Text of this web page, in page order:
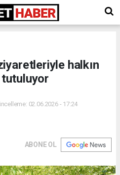
halkın
tutuluyor
02.06.2026 - 17:24
ABONE OL